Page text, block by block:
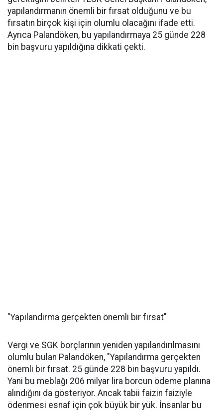
yapılandırmanın önemli bir fırsat olduğunu ve bu
fırsatın birçok kişi için olumlu olacağını ifade etti.
Ayrıca Palandöken, bu yapılandırmaya 25 günde 228
bin başvuru yapıldığına dikkati çekti.
"Yapılandırma gerçekten önemli bir fırsat"
Vergi ve SGK borçlarının yeniden yapılandırılmasını
olumlu bulan Palandöken, "Yapılandırma gerçekten
önemli bir fırsat. 25 günde 228 bin başvuru yapıldı.
Yani bu meblağı 206 milyar lira borcun ödeme planına
alındığını da gösteriyor. Ancak tabii faizin faiziyle
ödenmesi esnaf için çok büyük bir yük. İnsanlar bu